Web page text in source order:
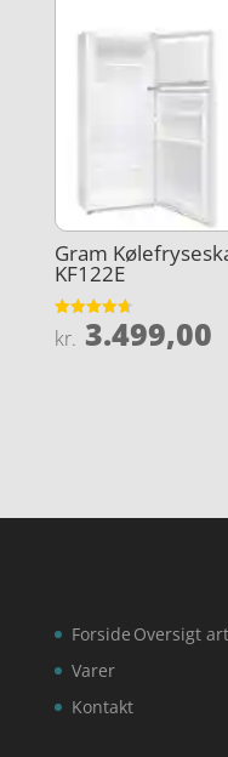
Gram
KF122E
Vurderet
4.7
kr. 3.499,00
Forside
Varer
Kontakt
Oversigt